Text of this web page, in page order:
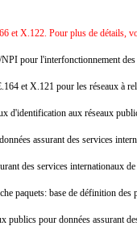
et X.122. Pour plus de détails,
pour l'interfonctionnement
et X.121 pour les réseaux à
d'identification aux réseaux
assurant des services
des services internationaux
paquets: base de définition
publics pour données assurant